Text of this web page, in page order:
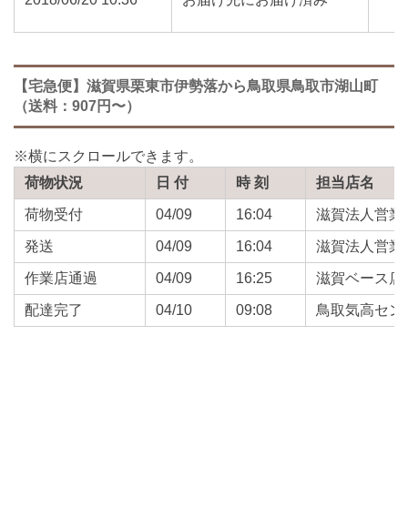
【宅急便】滋賀県栗東市伊勢落から鳥取県鳥取市湖山町
（送料：907円〜）
荷物状況 日 付 時 刻 担当店名
荷物受付 04/09 16:04 滋賀法人営業
発送 04/09 16:04 滋賀法人営業
作業店通過 04/09 16:25 滋賀ベース店
配達完了 04/10 09:08 鳥取気高セン